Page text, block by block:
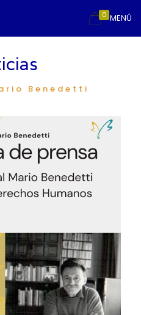
MENÚ
0
Benedetti